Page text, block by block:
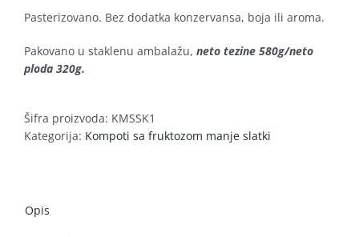
Pasterizovano. Bez dodatka konzervansa, boja ili aroma.
Pakovano u staklenu ambalažu, neto tezine 580g/neto
ploda 320g.
Šifra proizvoda: KMSSK1
Kategorija: Kompoti sa fruktozom manje slatki
Opis